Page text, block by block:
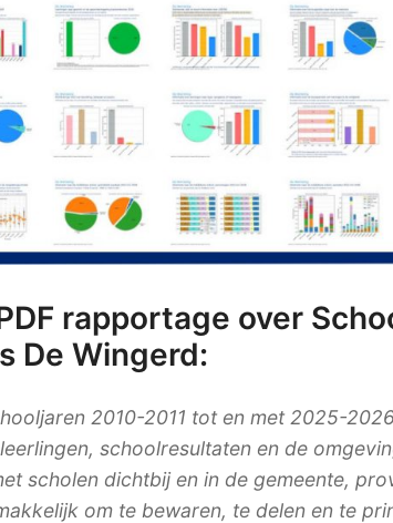
rapportage over
De Wingerd:
2010-2011 tot en met 2025-
schoolresultaten en de
scholen dichtbij en in de gemeente,
om te bewaren, te delen en te